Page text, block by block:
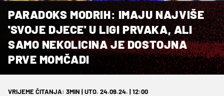
PARADOKS MODRIH: IMAJU NAJVIŠE
'SVOJE DJECE' U LIGI PRVAKA, ALI
SAMO NEKOLICINA JE DOSTOJNA
PRVE MOMČADI
VRIJEME ČITANJA: 3MIN | UTO. 24.09.24. | 12:00